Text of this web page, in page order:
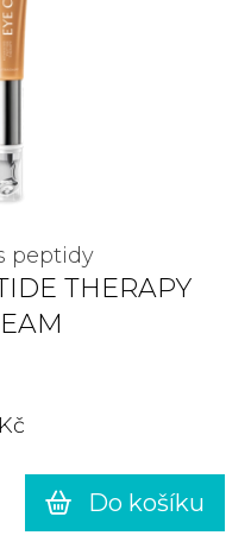
peptidy
THERAPY
Do košíku